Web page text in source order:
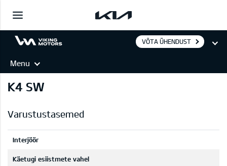
VÕTA ÜHENDUST
Menu
K4 SW
Varustustasemed
Interjöör
Käetugi esiistmete vahel